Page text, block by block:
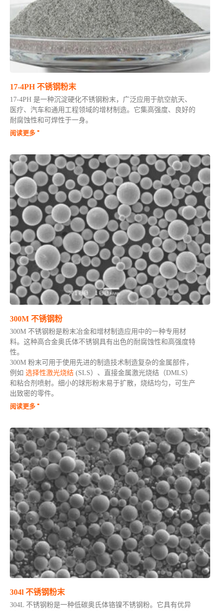
17-4PH 不锈钢粉末
17-4PH 是一种沉淀硬化不锈钢粉末，广泛应用于航空航天、
医疗、汽车和通用工程领域的增材制造。它集高强度、良好的
耐腐蚀性和可焊性于一身。
阅读更多 "
300M 不锈钢粉
300M 不锈钢粉是粉末冶金和增材制造应用中的一种专用材
料。这种高合金奥氏体不锈钢具有出色的耐腐蚀性和高强度特
性。
300M 粉末可用于使用先进的制造技术制造复杂的金属部件，
例如 选择性激光烧结 (SLS）、直接金属激光烧结（DMLS）
和粘合剂喷射。细小的球形粉末易于扩散，烧结均匀，可生产
出致密的零件。
阅读更多 "
304l 不锈钢粉末
304L 不锈钢粉是一种低碳奥氏体铬镍不锈钢粉。它具有优异